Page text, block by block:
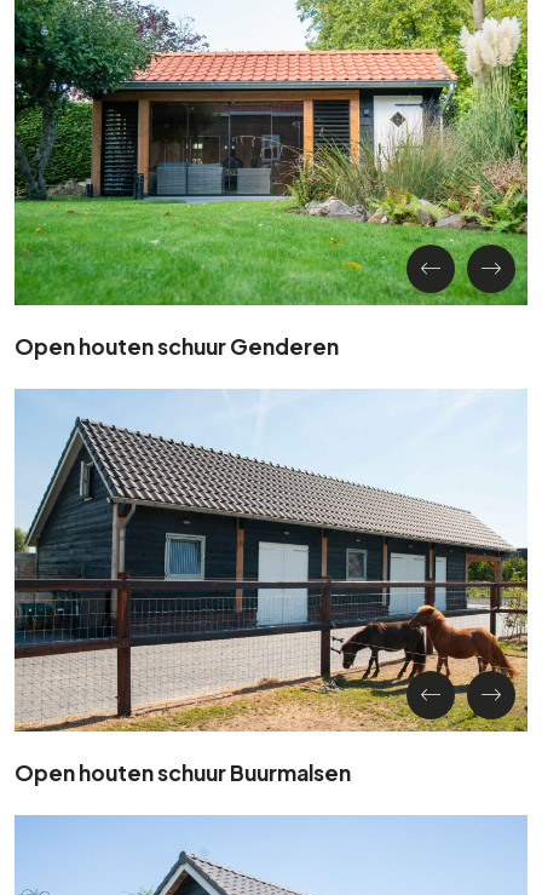
Open houten schuur Genderen
Open houten schuur Buurmalsen